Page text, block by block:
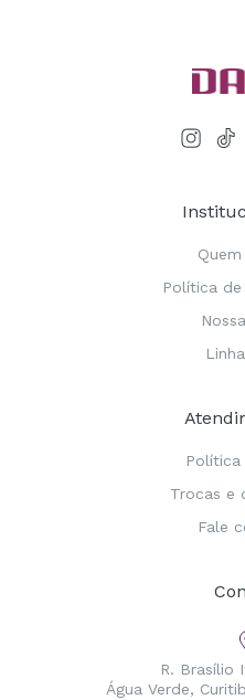
Política
Política
Trocas e
Fale
R. Brasílio
Água Verde,